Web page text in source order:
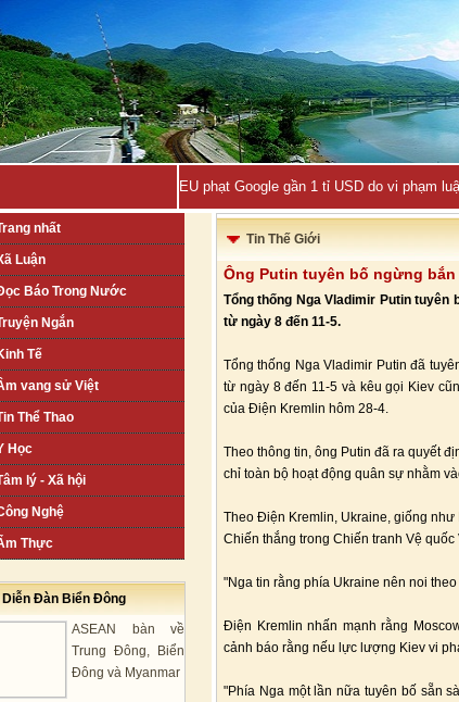
EU phạt Google gần 1 tỉ USD do vi phạm
nhất
Luận
Báo Trong Nước
Ngắn
Tế
vang sử Việt
Thể Thao
Học
lý - Xã hội
Nghệ
Thực
Đàn Biển Đông
ASEAN bàn về
Trung Đông, Biển
Đông và Myanmar
Tin Thế Giới
Ông Putin tuyên bố ngừng
Tổng thống Nga Vladimir Putin tuyên
từ ngày 8 đến 11-5.
Tổng thống Nga Vladimir Putin đã
từ ngày 8 đến 11-5 và kêu gọi Kiev
của Điện Kremlin hôm 28-4.
Theo thông tin, ông Putin đã ra quyết
chỉ toàn bộ hoạt động quân sự nhằm
Theo Điện Kremlin, Ukraine, giống
Chiến thắng trong Chiến tranh Vệ quốc
"Nga tin rằng phía Ukraine nên noi
Điện Kremlin nhấn mạnh rằng
cảnh báo rằng nếu lực lượng Kiev vi
"Phía Nga một lần nữa tuyên bố sẵn